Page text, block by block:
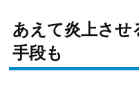
あえて炎上させ
手段も